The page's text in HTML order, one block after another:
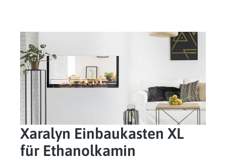
Xaralyn Einbaukasten XL
für Ethanolkamin